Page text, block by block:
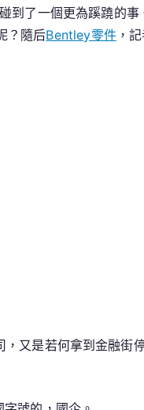
到了一個更為蹊蹺的
？隨后Bentley零件，
，又是若何拿到金融街